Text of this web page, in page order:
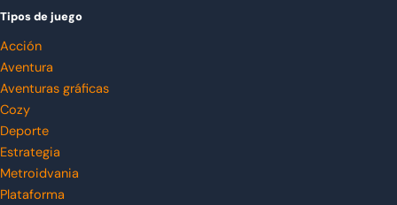
Tipos de juego
Acción
Aventura
Aventuras gráficas
Cozy
Deporte
Estrategia
Metroidvania
Plataforma